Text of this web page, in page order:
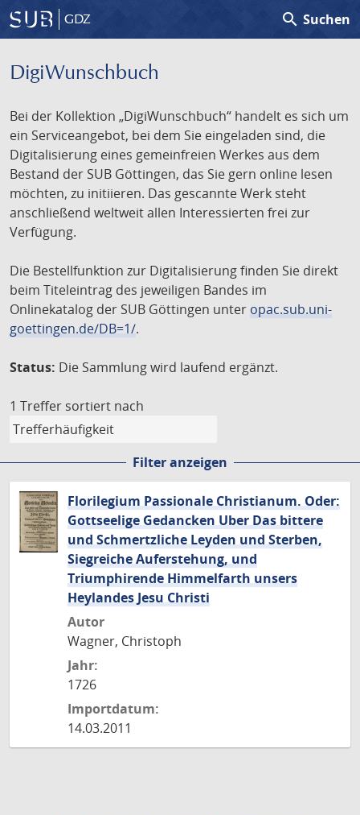
GDZ search Suchen
DigiWunschbuch
Bei der Kollektion „DigiWunschbuch“ handelt es sich um
ein Serviceangebot, bei dem Sie eingeladen sind, die
Digitalisierung eines gemeinfreien Werkes aus dem
Bestand der SUB Göttingen, das Sie gern online lesen
möchten, zu initiieren. Das gescannte Werk steht
anschließend weltweit allen Interessierten frei zur
Verfügung.
Die Bestellfunktion zur Digitalisierung finden Sie direkt
beim Titeleintrag des jeweiligen Bandes im
Onlinekatalog der SUB Göttingen unter opac.sub.uni-
goettingen.de/DB=1/.
Status: Die Sammlung wird laufend ergänzt.
1 Treffer sortiert nach
Filter anzeigen
Florilegium Passionale Christianum. Oder:
Gottseelige Gedancken Uber Das bittere
und Schmertzliche Leyden und Sterben,
Siegreiche Auferstehung, und
Triumphirende Himmelfarth unsers
Heylandes Jesu Christi
Autor
Wagner, Christoph
Jahr:
1726
Importdatum:
14.03.2011